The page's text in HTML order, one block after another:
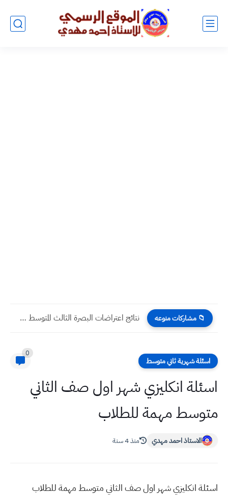
📁 مشاركات منوعه نتائج اعتراضات ديالى الثالث المتوسط 2024 الدور الاول
اسئلة شهرية ثاني متوسط
0
اسئلة انكليزي شهر اول صف الثاني
متوسط مهمة للطلاب
الاستاذ احمد مهدي منذ 4 سنة
اسئلة انكليزي شهر اول صف الثاني متوسط مهمة للطلاب